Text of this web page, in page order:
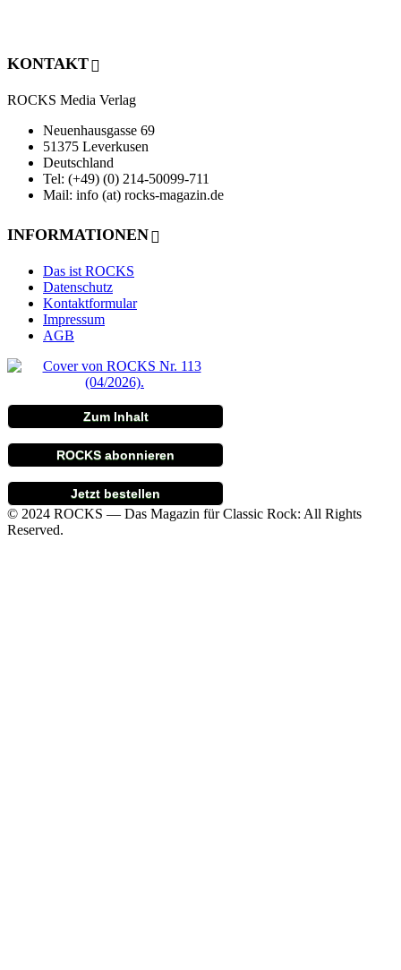
KONTAKT
ROCKS Media Verlag
Neuenhausgasse 69
51375 Leverkusen
Deutschland
Tel: (+49) (0) 214-50099-711
Mail: info (at) rocks-magazin.de
INFORMATIONEN
Das ist ROCKS
Datenschutz
Kontaktformular
Impressum
AGB
Zum Inhalt
ROCKS abonnieren
Jetzt bestellen
© 2024 ROCKS — Das Magazin für Classic Rock: All Rights
Reserved.